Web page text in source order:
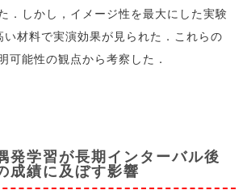
．しかし，イメージ性を最大にした実験
い材料で実演効果が見られた．これらの
可能性の観点から考察した．
発学習が長期インターバル後
成績に及ぼす影響